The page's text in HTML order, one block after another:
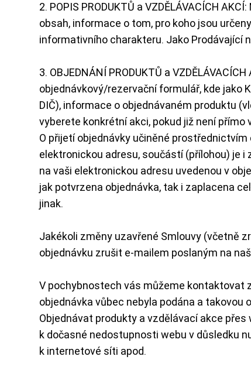
2. POPIS PRODUKTŮ a VZDĚLÁVACÍCH
obsah, informace o tom, pro koho jsou
informativního charakteru. Jako Prodávající
3. OBJEDNÁNÍ PRODUKTŮ a
objednávkový/rezervační formulář, kde jako
DIČ), informace o objednávaném produktu
vyberete konkrétní akci, pokud již není
O přijetí objednávky učiněné
elektronickou adresu, součástí (přílohou) je
na vaši elektronickou adresu uvedenou v
jak potvrzena objednávka, tak i zaplacena
jinak.
Jakékoli změny uzavřené Smlouvy (včetně
objednávku zrušit e-mailem poslaným na
V pochybnostech vás můžeme kontaktovat
objednávka vůbec nebyla podána a takovou
Objednávat produkty a vzdělávací akce přes
k dočasné nedostupnosti webu v důsledku
k internetové síti apod.